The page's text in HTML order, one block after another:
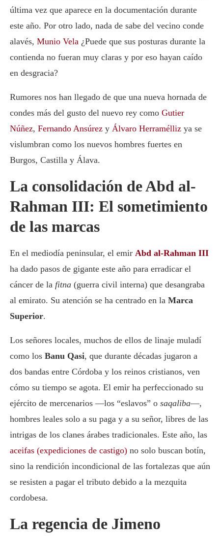
última vez que aparece en la documentación durante
este año. Por otro lado, nada de sabe del vecino conde
alavés, Munio Vela ¿Puede que sus posturas durante la
contienda no fueran muy claras y por eso hayan caído
en desgracia?
Rumores nos han llegado de que una nueva hornada de
condes más del gusto del nuevo rey como Gutier
Núñez, Fernando Ansúrez y Álvaro Herramélliz ya se
vislumbran como los nuevos hombres fuertes en
Burgos, Castilla y Álava.
La consolidación de Abd al-
Rahman III: El sometimiento
de las marcas
En el mediodía peninsular, el emir Abd al-Rahman III
ha dado pasos de gigante este año para erradicar el
cáncer de la fitna (guerra civil interna) que desangraba
al emirato. Su atención se ha centrado en la Marca
Superior.
Los señores locales, muchos de ellos de linaje muladí
como los Banu Qasi, que durante décadas jugaron a
dos bandas entre Córdoba y los reinos cristianos, ven
cómo su tiempo se agota. El emir ha perfeccionado su
ejército de mercenarios —los “eslavos” o saqaliba—,
hombres leales solo a su paga y a su señor, libres de las
intrigas de los clanes árabes tradicionales. Este año, las
aceifas (expediciones de castigo) no solo buscan botín,
sino la rendición incondicional de las fortalezas que aún
se resisten a pagar el tributo debido a la mezquita
cordobesa.
La regencia de Jimeno